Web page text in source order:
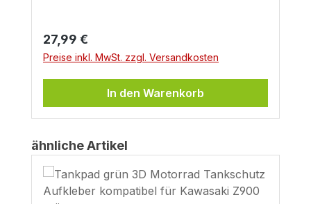
Regulärer Preis:
27,99 €
Preise inkl. MwSt. zzgl. Versandkosten
In den Warenkorb
Produktgalerie überspringen
ähnliche Artikel